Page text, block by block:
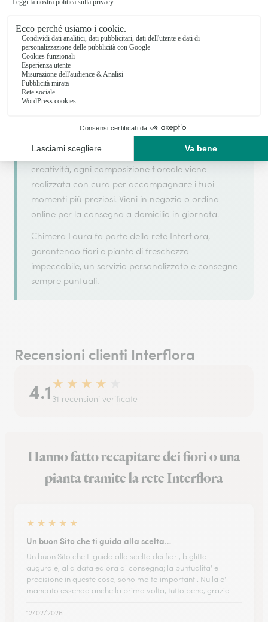
Il tuo fiorista artigiano a ROMA
Chimera Laura si basa sulla sua partnership con
Interflora, rete di trasmissione floreale di
riferimento, per garantirti un servizio di qualità.
Chimera Laura è un fiorista artigiano situato a
ROMA. Con attenzione alla freschezza e alla
creatività, ogni composizione floreale viene
realizzata con cura per accompagnare i tuoi
momenti più preziosi. Vieni in negozio o ordina
online per la consegna a domicilio in giornata.
Chimera Laura fa parte della rete Interflora,
garantendo fiori e piante di freschezza
impeccabile, un servizio personalizzato e consegne
sempre puntuali.
Recensioni clienti Interflora
4.1★ ★ ★ ★
31 recensioni verificate
Hanno fatto recapitare dei fiori o una
pianta tramite la rete Interflora
★ ★ ★ ★ ★
Un buon Sito che ti guida alla scelta…
Un buon Sito che ti guida alla scelta dei fiori, biglitto
augurale, alla data ed ora di consegna; la puntualita' e
precisione in queste cose, sono molto importanti. Nulla e'
mancato essendo anche la prima volta, tutto bene, grazie.
12/02/2026